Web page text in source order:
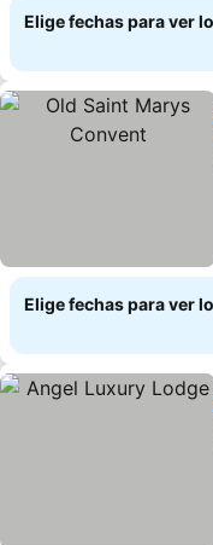
Elige fechas para ver
Elige fechas para ver